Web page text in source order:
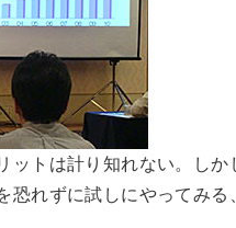
ットは計り知れない。し
恐れずに試しにやってみる